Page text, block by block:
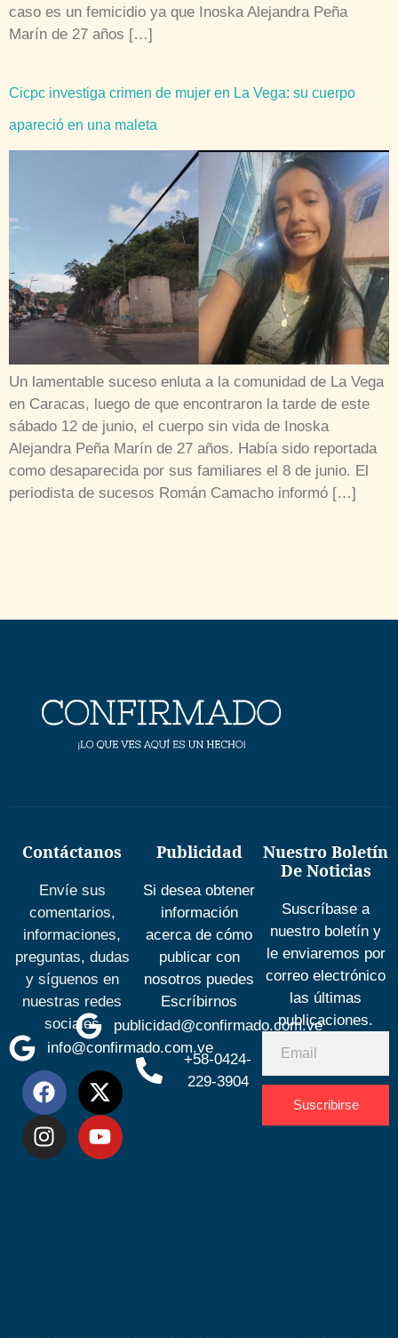
caso es un femicidio ya que Inoska Alejandra Peña
Marín de 27 años […]
Cicpc investiga crimen de mujer en La Vega: su cuerpo
apareció en una maleta
Un lamentable suceso enluta a la comunidad de La Vega
en Caracas, luego de que encontraron la tarde de este
sábado 12 de junio, el cuerpo sin vida de Inoska
Alejandra Peña Marín de 27 años. Había sido reportada
como desaparecida por sus familiares el 8 de junio. El
periodista de sucesos Román Camacho informó […]
Contáctanos
Envíe sus
comentarios,
informaciones,
preguntas, dudas
y síguenos en
nuestras redes
sociales
info@confirmado.com.ve
Publicidad
Si desea obtener
información
acerca de cómo
publicar con
nosotros puedes
Escríbirnos
publicidad@confirmado.com.ve
+58-0424-
229-3904
Nuestro Boletín
De Noticias
Suscríbase a
nuestro boletín y
le enviaremos por
correo electrónico
las últimas
publicaciones.
Suscribirse